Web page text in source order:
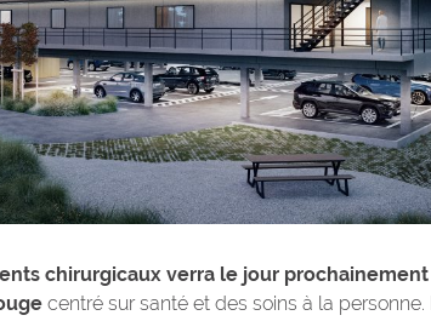
chirurgicaux verra le jour prochainement
centré sur santé et des soins à la